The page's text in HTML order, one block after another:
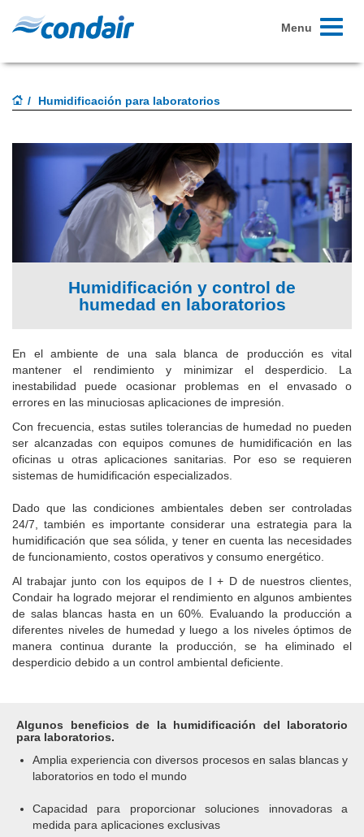
Toggle
Menu
Humidificación para laboratorios
Humidificación y control de
humedad en laboratorios
En el ambiente de una sala blanca de producción es vital
mantener el rendimiento y minimizar el desperdicio. La
inestabilidad puede ocasionar problemas en el envasado o
errores en las minuciosas aplicaciones de impresión.
Con frecuencia, estas sutiles tolerancias de humedad no pueden
ser alcanzadas con equipos comunes de humidificación en las
oficinas u otras aplicaciones sanitarias. Por eso se requieren
sistemas de humidificación especializados.
Dado que las condiciones ambientales deben ser controladas
24/7, también es importante considerar una estrategia para la
humidificación que sea sólida, y tener en cuenta las necesidades
de funcionamiento, costos operativos y consumo energético.
Al trabajar junto con los equipos de I + D de nuestros clientes,
Condair ha logrado mejorar el rendimiento en algunos ambientes
de salas blancas hasta en un 60%. Evaluando la producción a
diferentes niveles de humedad y luego a los niveles óptimos de
manera continua durante la producción, se ha eliminado el
desperdicio debido a un control ambiental deficiente.
Algunos beneficios de la humidificación del laboratorio
para laboratorios.
Amplia experiencia con diversos procesos en salas blancas y
laboratorios en todo el mundo
Capacidad para proporcionar soluciones innovadoras a
medida para aplicaciones exclusivas